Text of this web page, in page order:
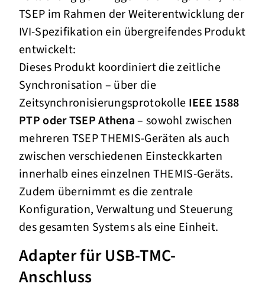
TSEP im Rahmen der Weiterentwicklung der
IVI-Spezifikation ein übergreifendes Produkt
entwickelt:
Dieses Produkt koordiniert die zeitliche
Synchronisation – über die
Zeitsynchronisierungsprotokolle IEEE 1588
PTP oder TSEP Athena– sowohl zwischen
mehreren TSEP THEMIS-Geräten als auch
zwischen verschiedenen Einsteckkarten
innerhalb eines einzelnen THEMIS-Geräts.
Zudem übernimmt es die zentrale
Konfiguration, Verwaltung und Steuerung
des gesamten Systems als eine Einheit.
Adapter für USB-TMC-
Anschluss